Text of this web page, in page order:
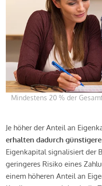
Mindestens 20 % der
Je höher der Anteil an
erhalten dadurch
Eigenkapital signalisiert der
geringeres Risiko eines
einem höheren Anteil an